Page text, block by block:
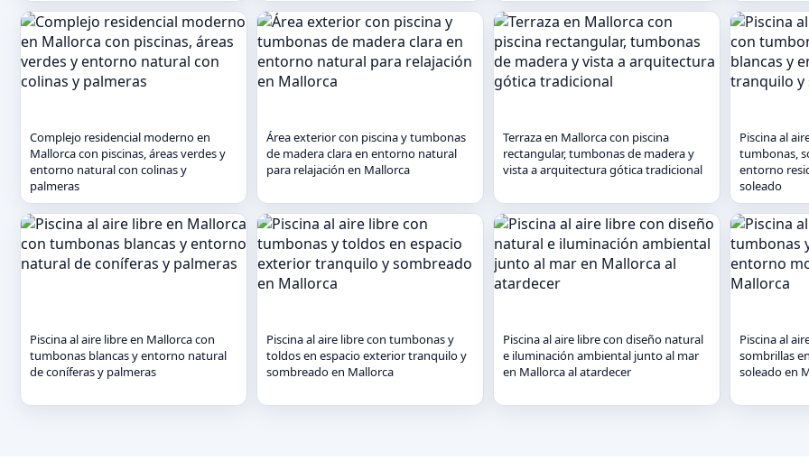
Complejo residencial moderno en
Mallorca con piscinas, áreas verdes y
entorno natural con colinas y
palmeras
Área exterior con piscina y tumbonas
de madera clara en entorno natural
para relajación en Mallorca
Terraza en Mallorca con piscina
rectangular, tumbonas de madera y
vista a arquitectura gótica tradicional
Piscina al
tumbonas,
entorno
soleado
Piscina al aire libre en Mallorca con
tumbonas blancas y entorno natural
de coníferas y palmeras
Piscina al aire libre con tumbonas y
toldos en espacio exterior tranquilo y
sombreado en Mallorca
Piscina al aire libre con diseño natural
e iluminación ambiental junto al mar
en Mallorca al atardecer
Piscina al
sombrillas
soleado en